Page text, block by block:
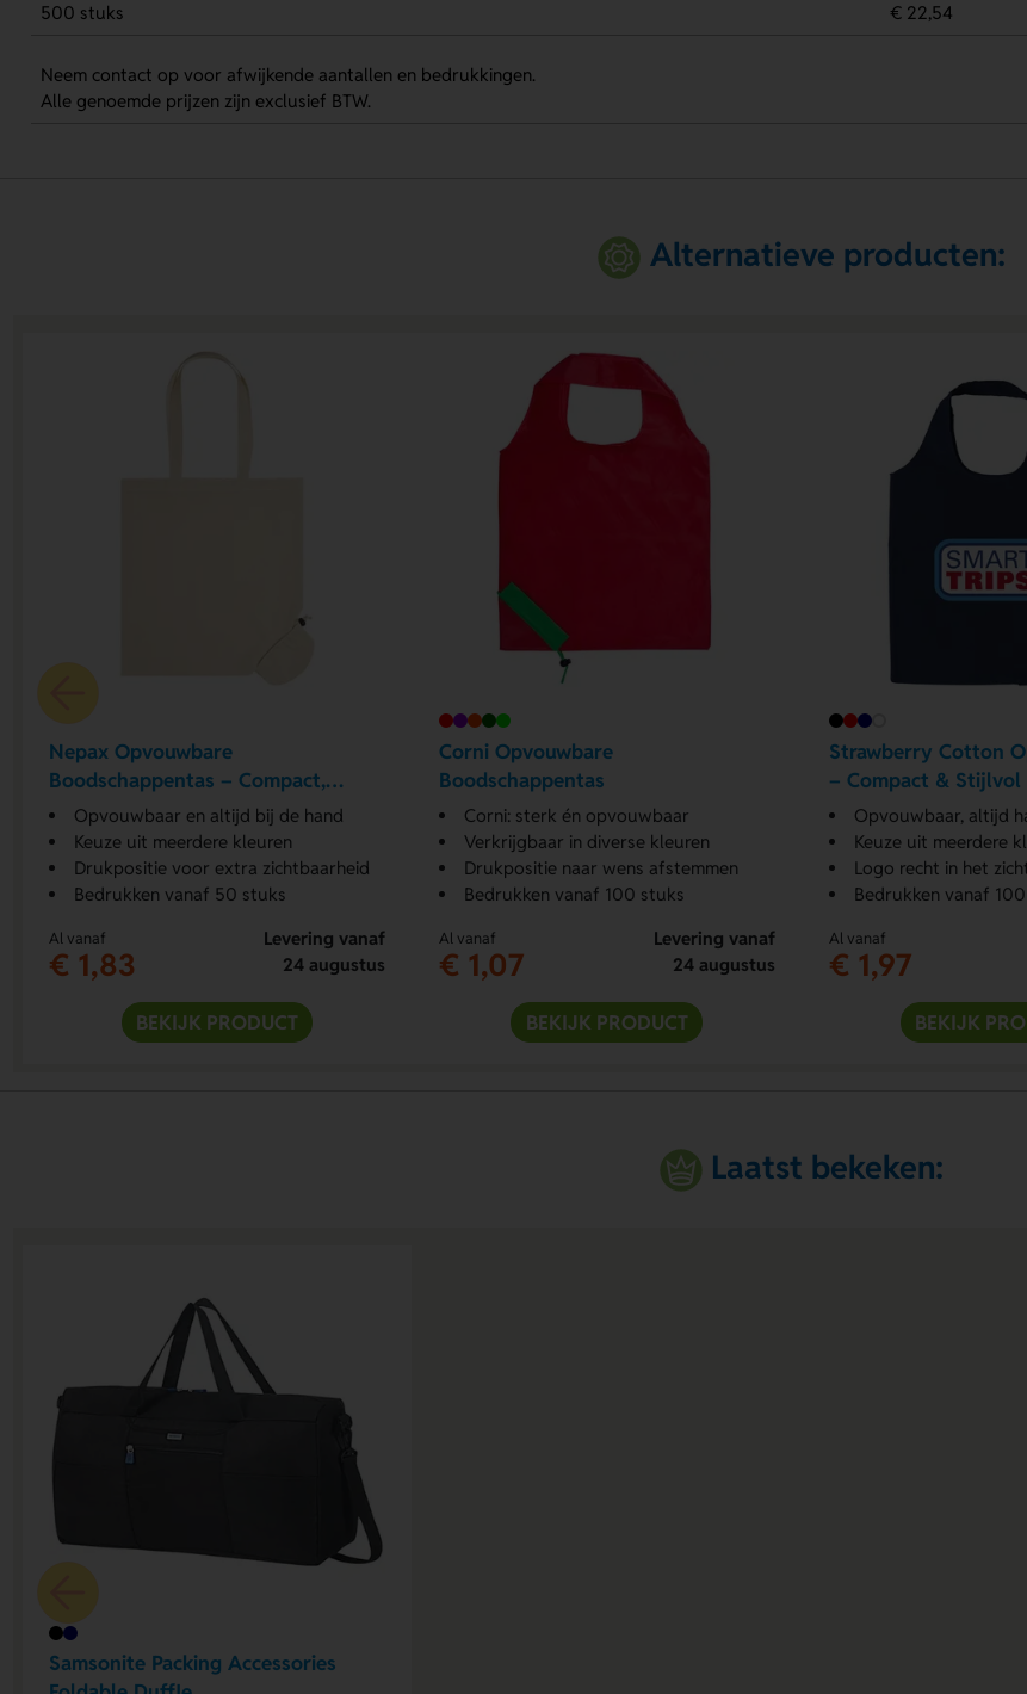
500 stuks
€ 22,54
Neem contact op voor afwijkende aantallen en bedrukkingen.
Alle genoemde prijzen zijn exclusief BTW.
Alternatieve producten:
Nepax Opvouwbare
Boodschappentas – Compact,
handig en herbruikbaar
Opvouwbaar en altijd bij de hand
Keuze uit meerdere kleuren
Drukpositie voor extra zichtbaarheid
Bedrukken vanaf 50 stuks
Al vanaf
€ 1,83
Levering vanaf
24 augustus
BEKIJK PRODUCT
Corni Opvouwbare
Boodschappentas
Corni: sterk én opvouwbaar
Verkrijgbaar in diverse kleuren
Drukpositie naar wens afstemmen
Bedrukken vanaf 100 stuks
Al vanaf
€ 1,07
Levering vanaf
24 augustus
BEKIJK PRODUCT
Strawberry Cotton
– Compact & Stijlvol
Opvouwbaar, altijd
Keuze uit meerdere
Logo recht in het
Bedrukken vanaf
Al vanaf
€ 1,97
BEKIJK
Laatst bekeken:
Samsonite Packing Accessories